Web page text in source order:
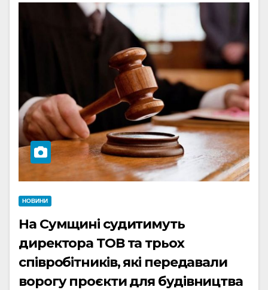
НОВИНИ
На Сумщині судитимуть
директора ТОВ та трьох
співробітників, які передавали
ворогу проєкти для будівництва